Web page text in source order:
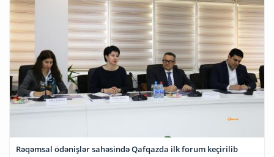
Rəqəmsal ödənişlər sahəsində Qafqazda ilk forum keçirilib